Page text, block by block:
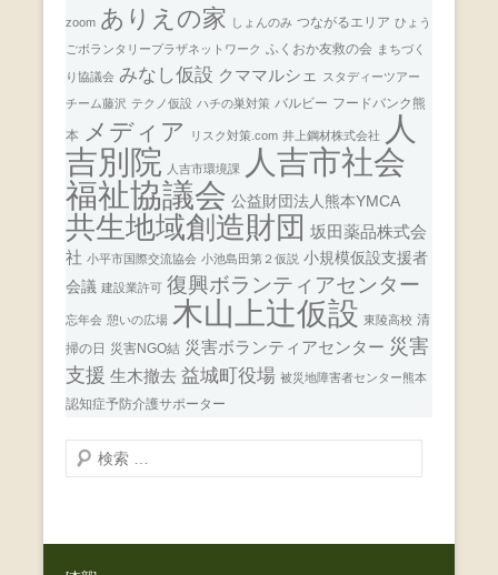
zoom ありえの家 しょんのみ つながるエリア ひょう
ごボランタリープラザネットワーク ふくおか友救の会 まちづく
り協議会 みなし仮設 クママルシェ
スタディーツアー
チーム藤沢 テクノ仮設 ハチの巣対策 バルビー フードバンク熊
本 メディア リスク対策.com 井上鋼材株式会社
人
吉別院
人吉市環境課
人吉市社会
福祉協議会 公益財団法人熊本YMCA
共生地域創造財団 坂田薬品株式会
社 小平市国際交流協会 小池島田第２仮説 小規模仮設支援者
会議 建設業許可 復興ボランティアセンター
忘年会 憩いの広場 木山上辻仮設 東陵高校 清
掃の日 災害NGO結 災害ボランティアセンター 災害
支援 生木撤去 益城町役場 被災地障害者センター熊本
認知症予防介護サポーター
検
索